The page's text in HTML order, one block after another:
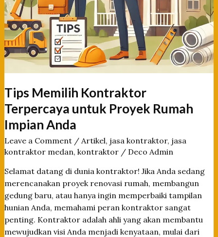
Tips Memilih Kontraktor
Terpercaya untuk Proyek Rumah
Impian Anda
Leave a Comment / Artikel, jasa kontraktor, jasa
kontraktor medan, kontraktor/ Deco Admin
Selamat datang di dunia kontraktor! Jika Anda sedang
merencanakan proyek renovasi rumah, membangun
gedung baru, atau hanya ingin memperbaiki tampilan
hunian Anda, memahami peran kontraktor sangat
penting. Kontraktor adalah ahli yang akan membantu
mewujudkan visi Anda menjadi kenyataan, mulai dari